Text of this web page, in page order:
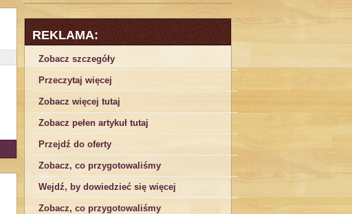
REKLAMA:
Zobacz szczegóły
Przeczytaj więcej
Zobacz więcej tutaj
Zobacz pełen artykuł tutaj
Przejdź do oferty
Zobacz, co przygotowaliśmy
Wejdź, by dowiedzieć się więcej
Zobacz, co przygotowaliśmy